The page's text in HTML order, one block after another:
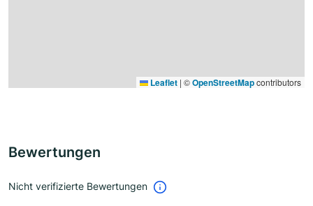
Leaflet | ©OpenStreetMapcontributors
Bewertungen
Nicht verifizierte Bewertungen